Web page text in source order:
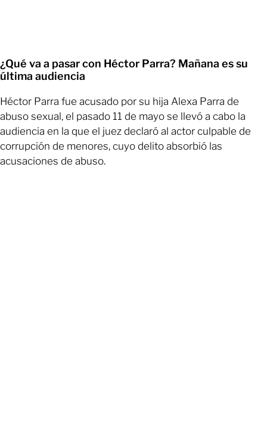
¿Qué va a pasar con Héctor Parra? Mañana es su
última audiencia
Héctor Parra fue acusado por su hija Alexa Parra de
abuso sexual, el pasado 11 de mayo se llevó a cabo la
audiencia en la que el juez declaró al actor culpable de
corrupción de menores, cuyo delito absorbió las
acusaciones de abuso.